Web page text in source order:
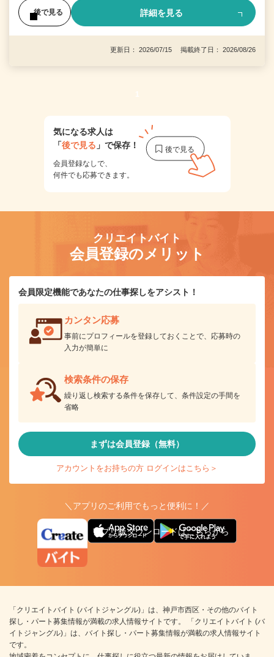
後で見る 詳細を見る
更新日： 2026/07/15 掲載終了日： 2026/08/26
1
気になる求人は
「後で見る 」で保存！
会員登録なしで、
何件でも応募できます。
クリエイトバイト
会員登録のメリット
会員限定機能であなたの仕事探しをアシスト！
カンタン応募
事前にプロフィールを登録しておくことで、応募時の
入力が簡単に
検索条件の保存
繰り返し検索する条件を保存して、条件設定の手間を
省略
まずは会員登録（無料）
アカウントをお持ちの方 ログインはこちら＞
＼アプリのご利用でもっと便利に！／
アプリ版ダウンロードはこちらから
「クリエイトバイト (バイトジャングル)」は、神戸市西区・その他のバイト
探し・パート募集情報が満載の求人情報サイトです。 「クリエイトバイト (バ
イトジャングル)」は、バイト探し・パート募集情報が満載の求人情報サイト
です。